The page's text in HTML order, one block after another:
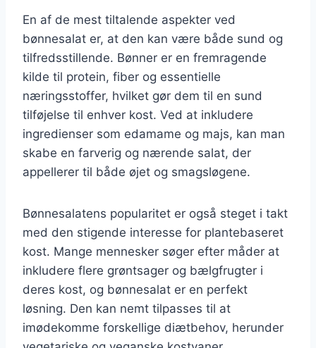
En af de mest tiltalende aspekter ved
bønnesalat er, at den kan være både sund og
tilfredsstillende. Bønner er en fremragende
kilde til protein, fiber og essentielle
næringsstoffer, hvilket gør dem til en sund
tilføjelse til enhver kost. Ved at inkludere
ingredienser som edamame og majs, kan man
skabe en farverig og nærende salat, der
appellerer til både øjet og smagsløgene.
Bønnesalatens popularitet er også steget i takt
med den stigende interesse for plantebaseret
kost. Mange mennesker søger efter måder at
inkludere flere grøntsager og bælgfrugter i
deres kost, og bønnesalat er en perfekt
løsning. Den kan nemt tilpasses til at
imødekomme forskellige diætbehov, herunder